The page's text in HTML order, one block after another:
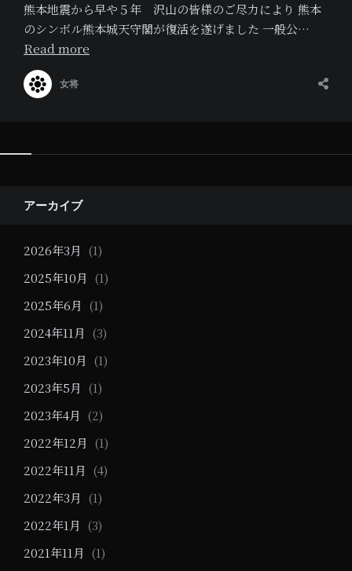
熊本地震から早や５年 沢山の皆様のご尽力により 熊本
のシンボル熊本城天守閣が復活を遂げました 一般公…
Read more
女将
Widgets
アーカイブ
2026年3月 (1)
2025年10月 (1)
2025年6月 (1)
2024年11月 (3)
2023年10月 (1)
2023年5月 (1)
2023年4月 (2)
2022年12月 (1)
2022年11月 (4)
2022年3月 (1)
2022年1月 (3)
2021年11月 (1)